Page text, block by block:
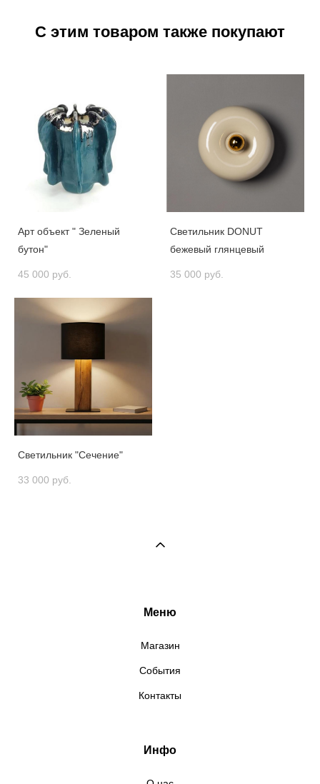
С этим товаром также покупают
Арт объект " Зеленый
бутон"
45 000 pуб.
Светильник DONUT
бежевый глянцевый
35 000 pуб.
Светильник "Сечение"
33 000 pуб.
Меню
Магазин
События
Контакты
Инфо